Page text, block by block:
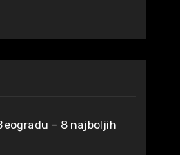
– 8 najboljih